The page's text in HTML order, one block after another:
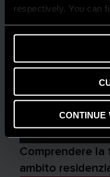
respectively. You can
CONTINUE
Comprendere la
ambito